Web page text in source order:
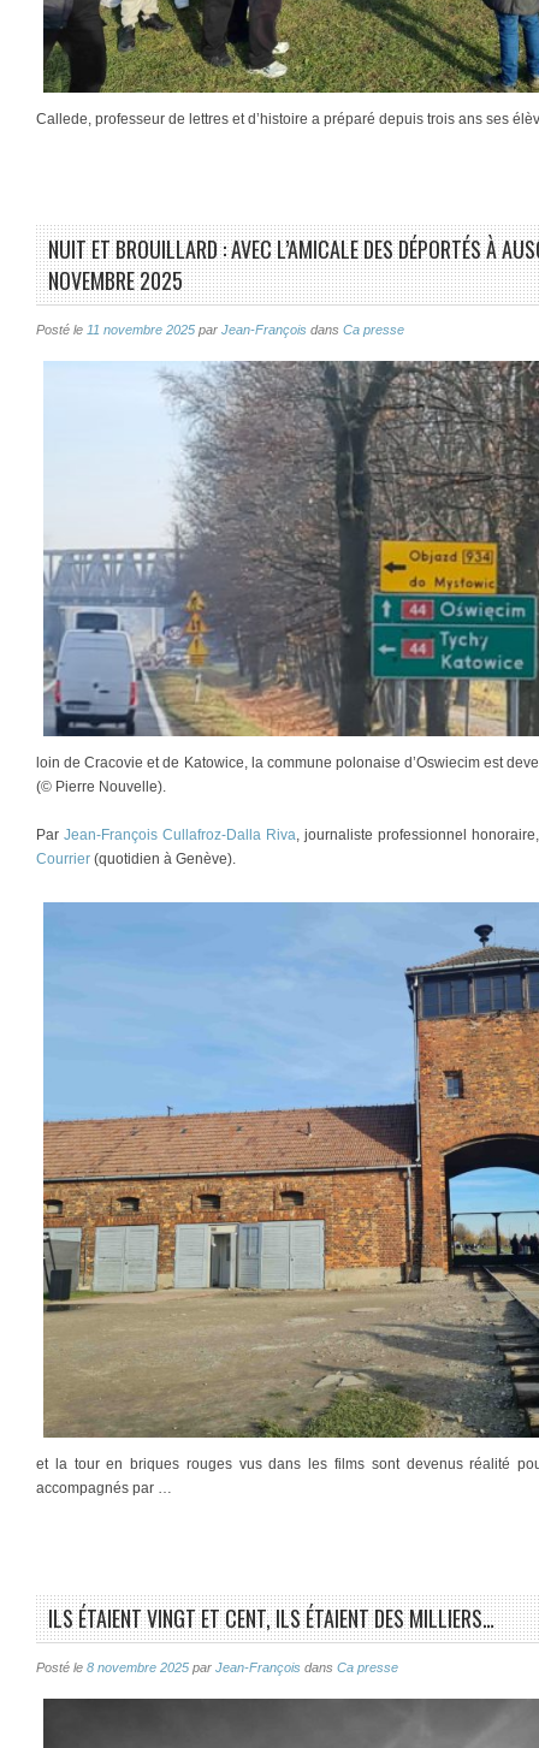
Callede, professeur de lettres et d’histoire a préparé depuis trois ans ses
NUIT ET BROUILLARD : AVEC L’AMICALE DES DÉPORTÉS À
NOVEMBRE 2025
Posté le 11 novembre 2025 par Jean-François dans Ca presse
loin de Cracovie et de Katowice, la commune polonaise d’Oswiecim est
(© Pierre Nouvelle).
Par Jean-François Cullafroz-Dalla Riva , journaliste professionnel
Courrier (quotidien à Genève).
et la tour en briques rouges vus dans les films sont devenus réalité
accompagnés par …
ILS ÉTAIENT VINGT ET CENT, ILS ÉTAIENT DES MILLIERS…
Posté le 8 novembre 2025 par Jean-François dans Ca presse